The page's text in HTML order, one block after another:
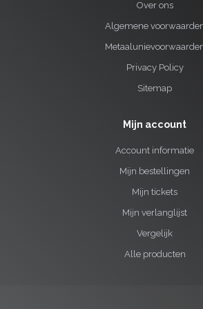
Over ons
Algemene
Privacy Policy
Sitemap
Mijn account
Account informatie
Mijn bestellingen
Mijn tickets
Mijn verlanglijst
Vergelijk
Alle producten